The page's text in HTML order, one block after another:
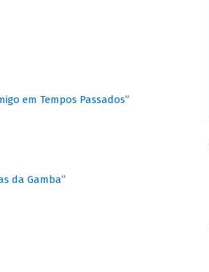
em Tempos Passados”
da Gamba”